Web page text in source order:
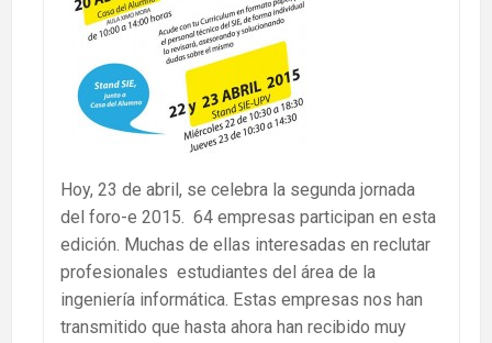
Hoy, 23 de abril, se celebra la segunda jornada
del foro-e 2015. 64 empresas participan en esta
edición. Muchas de ellas interesadas en reclutar
profesionales estudiantes del área de la
ingeniería informática. Estas empresas nos han
transmitido que hasta ahora han recibido muy